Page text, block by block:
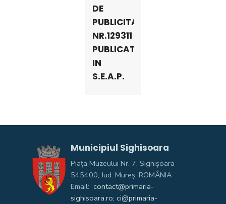
DE
PUBLICITATE
NR.129311
PUBLICAT
IN
S.E.A.P.
Municipiul Sighisoara
Piața Muzeului Nr. 7, Sighişoara
545400, Jud. Mureş, ROMÂNIA
Email: contact@primaria-
sighisoara.ro; ci@primaria-